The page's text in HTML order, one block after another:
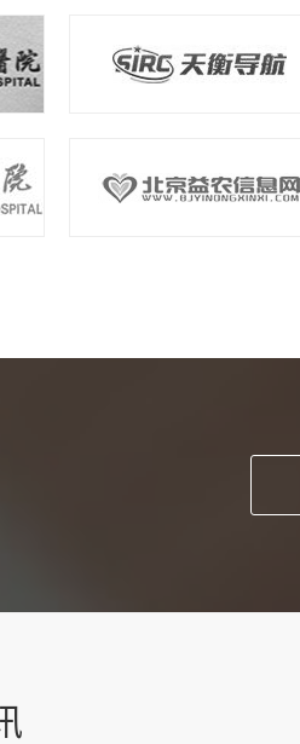
通常都会选择货运app开发这种方
降低工作压力，同时能提高工作品
明确下面这些具体要求和细节。1、